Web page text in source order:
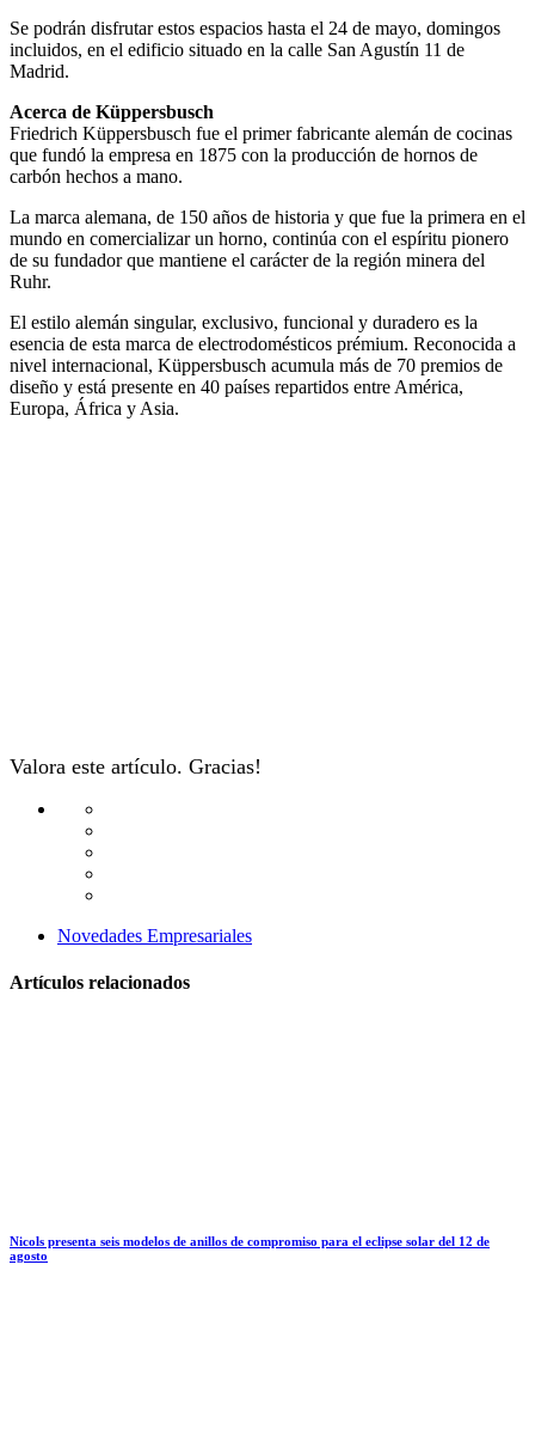
Se podrán disfrutar estos espacios hasta el 24 de mayo, domingos
incluidos, en el edificio situado en la calle San Agustín 11 de
Madrid.
Acerca de Küppersbusch
Friedrich Küppersbusch fue el primer fabricante alemán de cocinas
que fundó la empresa en 1875 con la producción de hornos de
carbón hechos a mano.
La marca alemana, de 150 años de historia y que fue la primera en el
mundo en comercializar un horno, continúa con el espíritu pionero
de su fundador que mantiene el carácter de la región minera del
Ruhr.
El estilo alemán singular, exclusivo, funcional y duradero es la
esencia de esta marca de electrodomésticos prémium. Reconocida a
nivel internacional, Küppersbusch acumula más de 70 premios de
diseño y está presente en 40 países repartidos entre América,
Europa, África y Asia.
Valora este artículo. Gracias!
Novedades Empresariales
Artículos relacionados
Nicols presenta seis modelos de anillos de compromiso para el eclipse solar del 12 de
agosto